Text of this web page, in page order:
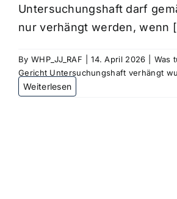
Untersuchungshaft darf
nur verhängt werden, wenn
By WHP_JJ_RAF 14. April 2026
Was
Gericht Untersuchungshaft verhängt